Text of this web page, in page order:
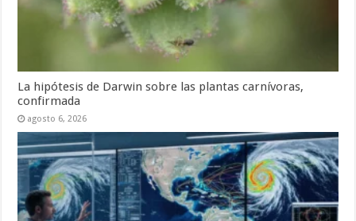
La hipótesis de Darwin sobre las plantas carnívoras,
confirmada
agosto 6, 2026